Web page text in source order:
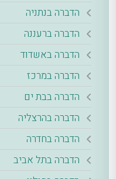
הדברה בנתניה
הדברה ברעננה
הדברה באשדוד
הדברה במרכז
הדברה בבת ים
הדברה בהרצליה
הדברה בחדרה
הדברה בתל אביב